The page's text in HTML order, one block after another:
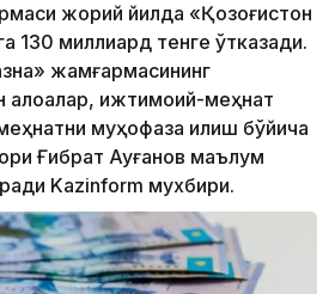
жорий йилда «Қозоғистон
130 миллиард тенге ўтказади.
жамғармасининг
алоқалар, ижтимоий-меҳнат
муҳофаза қилиш бўйича
Ғибрат Ауғанов маълум
Kazinform мухбири.